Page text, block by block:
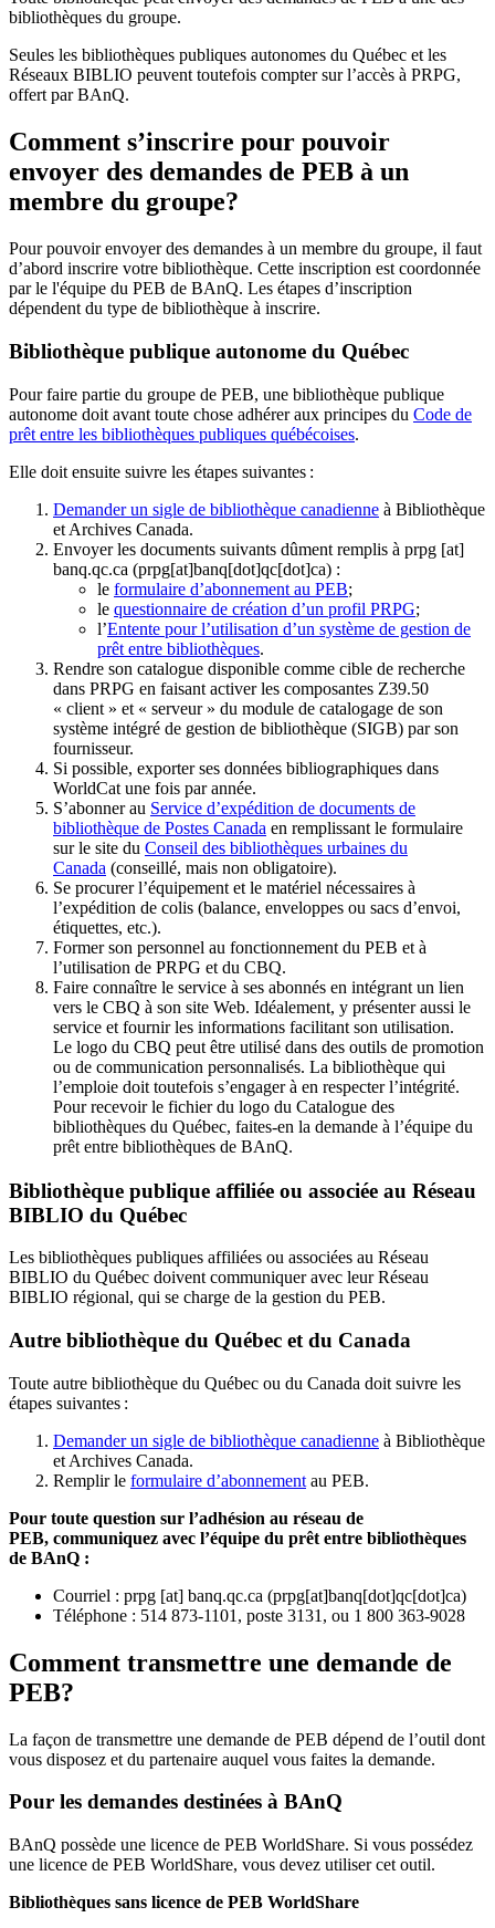
bibliothèques du groupe.
Seules les bibliothèques publiques autonomes du Québec et les
Réseaux BIBLIO peuvent toutefois compter sur l’accès à PRPG,
offert par BAnQ.
Comment s’inscrire pour pouvoir
envoyer des demandes de PEB à un
membre du groupe?
Pour pouvoir envoyer des demandes à un membre du groupe, il faut
d’abord inscrire votre bibliothèque. Cette inscription est coordonnée
par le l'équipe du PEB de BAnQ. Les étapes d’inscription
dépendent du type de bibliothèque à inscrire.
Bibliothèque publique autonome du Québec
Pour faire partie du groupe de PEB, une bibliothèque publique
autonome doit avant toute chose adhérer aux principes du Code de
prêt entre les bibliothèques publiques québécoises.
Elle doit ensuite suivre les étapes suivantes :
Demander un sigle de bibliothèque canadienne à Bibliothèque
et Archives Canada.
Envoyer les documents suivants dûment remplis à prpg [at]
banq.qc.ca (prpg[at]banq[dot]qc[dot]ca) :
le formulaire d’abonnement au PEB;
le questionnaire de création d’un profil PRPG;
l’Entente pour l’utilisation d’un système de gestion de
prêt entre bibliothèques.
Rendre son catalogue disponible comme cible de recherche
dans PRPG en faisant activer les composantes Z39.50
« client » et « serveur » du module de catalogage de son
système intégré de gestion de bibliothèque (SIGB) par son
fournisseur.
Si possible, exporter ses données bibliographiques dans
WorldCat une fois par année.
S’abonner au Service d’expédition de documents de
bibliothèque de Postes Canada en remplissant le formulaire
sur le site du Conseil des bibliothèques urbaines du
Canada (conseillé, mais non obligatoire).
Se procurer l’équipement et le matériel nécessaires à
l’expédition de colis (balance, enveloppes ou sacs d’envoi,
étiquettes, etc.).
Former son personnel au fonctionnement du PEB et à
l’utilisation de PRPG et du CBQ.
Faire connaître le service à ses abonnés en intégrant un lien
vers le CBQ à son site Web. Idéalement, y présenter aussi le
service et fournir les informations facilitant son utilisation.
Le logo du CBQ peut être utilisé dans des outils de promotion
ou de communication personnalisés. La bibliothèque qui
l’emploie doit toutefois s’engager à en respecter l’intégrité.
Pour recevoir le fichier du logo du Catalogue des
bibliothèques du Québec, faites-en la demande à l’équipe du
prêt entre bibliothèques de BAnQ.
Bibliothèque publique affiliée ou associée au Réseau
BIBLIO du Québec
Les bibliothèques publiques affiliées ou associées au Réseau
BIBLIO du Québec doivent communiquer avec leur Réseau
BIBLIO régional, qui se charge de la gestion du PEB.
Autre bibliothèque du Québec et du Canada
Toute autre bibliothèque du Québec ou du Canada doit suivre les
étapes suivantes :
Demander un sigle de bibliothèque canadienne à Bibliothèque
et Archives Canada.
Remplir le formulaire d’abonnement au PEB.
Pour toute question sur l’adhésion au réseau de
PEB, communiquez avec l’équipe du prêt entre bibliothèques
de BAnQ :
Courriel : prpg [at] banq.qc.ca (prpg[at]banq[dot]qc[dot]ca)
Téléphone : 514 873-1101, poste 3131, ou 1 800 363-9028
Comment transmettre une demande de
PEB?
La façon de transmettre une demande de PEB dépend de l’outil dont
vous disposez et du partenaire auquel vous faites la demande.
Pour les demandes destinées à BAnQ
BAnQ possède une licence de PEB WorldShare. Si vous possédez
une licence de PEB WorldShare, vous devez utiliser cet outil.
Bibliothèques sans licence de PEB WorldShare